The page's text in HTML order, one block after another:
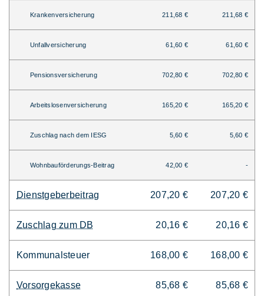
Krankenversicherung 211,68 € 211,68 €
Unfallversicherung 61,60 € 61,60 €
Pensionsversicherung 702,80 € 702,80 €
Arbeitslosenversicherung 165,20 € 165,20 €
Zuschlag nach dem IESG 5,60 € 5,60 €
Wohnbauförderungs-Beitrag 42,00 € -
Dienstgeberbeitrag 207,20 € 207,20 €
Zuschlag zum DB 20,16 € 20,16 €
Kommunalsteuer 168,00 € 168,00 €
Vorsorgekasse 85,68 € 85,68 €